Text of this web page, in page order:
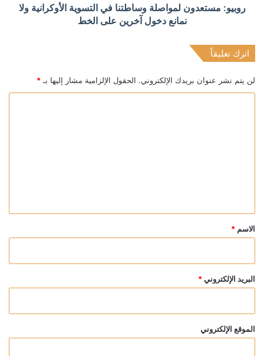
روبيو: مستعدون لمواصلة وساطتنا في التسوية الأوكرانية ولا
نمانع دخول آخرين على الخط
اترك تعليقاً
لن يتم نشر عنوان بريدك الإلكتروني. الحقول الإلزامية مشار إليها بـ *
*
الاسم *
البريد الإلكتروني *
الموقع الإلكتروني